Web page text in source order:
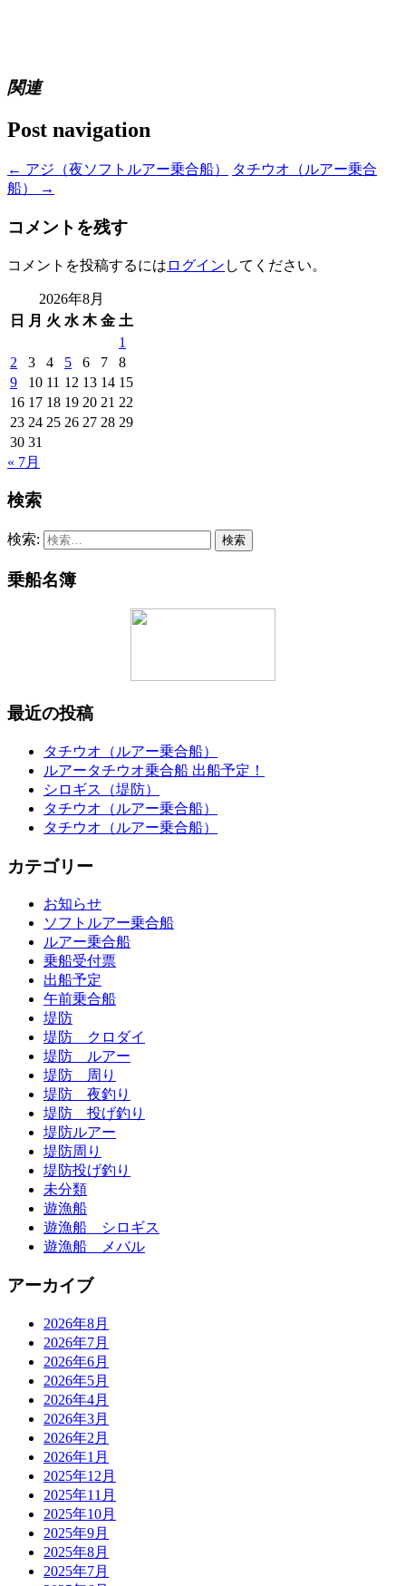
関連
Post navigation
← アジ（夜ソフトルアー乗合船）
タチウオ（ルアー乗合
船）
→
コメントを残す
コメントを投稿するには ログイン してください。
2026年8月
日
月 火 水 木 金 土
1
2
3 4 5 6 7
8
9
10 11 12 13 14 15
16 17 18 19 20 21 22
23 24 25 26 27 28 29
30 31
« 7月
検索
検索:
乗船名簿
最近の投稿
タチウオ（ルアー乗合船）
ルアータチウオ乗合船 出船予定！
シロギス（堤防）
タチウオ（ルアー乗合船）
タチウオ（ルアー乗合船）
カテゴリー
お知らせ
ソフトルアー乗合船
ルアー乗合船
乗船受付票
出船予定
午前乗合船
堤防
堤防 クロダイ
堤防 ルアー
堤防 周り
堤防 夜釣り
堤防 投げ釣り
堤防ルアー
堤防周り
堤防投げ釣り
未分類
遊漁船
遊漁船 シロギス
遊漁船 メバル
アーカイブ
2026年8月
2026年7月
2026年6月
2026年5月
2026年4月
2026年3月
2026年2月
2026年1月
2025年12月
2025年11月
2025年10月
2025年9月
2025年8月
2025年7月